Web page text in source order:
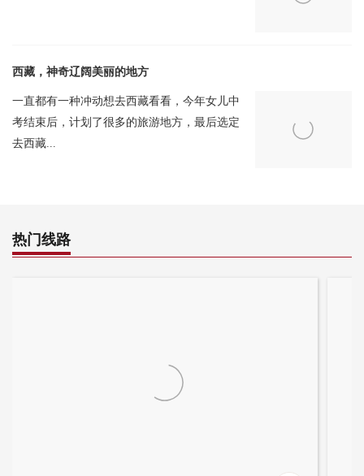
3月： 最高气温: 最高温度 7摄氏度; 最低温度: -12摄氏度; 降雨量: 4
毫米
由于没有浓密云层的笼罩，珠穆朗玛峰毫无保留地展现其标志性的
山峰。金色的日出和日落光芒涂抹在山峰上，使得整个山峰比旅游
带给每一位游客内心持久的宁静。更加清晰和明亮的星辰环绕在你
的身边，仿佛你已经置身于无边无际的宇宙中。
西藏，神奇辽阔美丽的地方
一直都有一种冲动想去西藏看看，今年女儿中
考结束后，计划了很多的旅游地方，最后选定
去西藏...
热门线路